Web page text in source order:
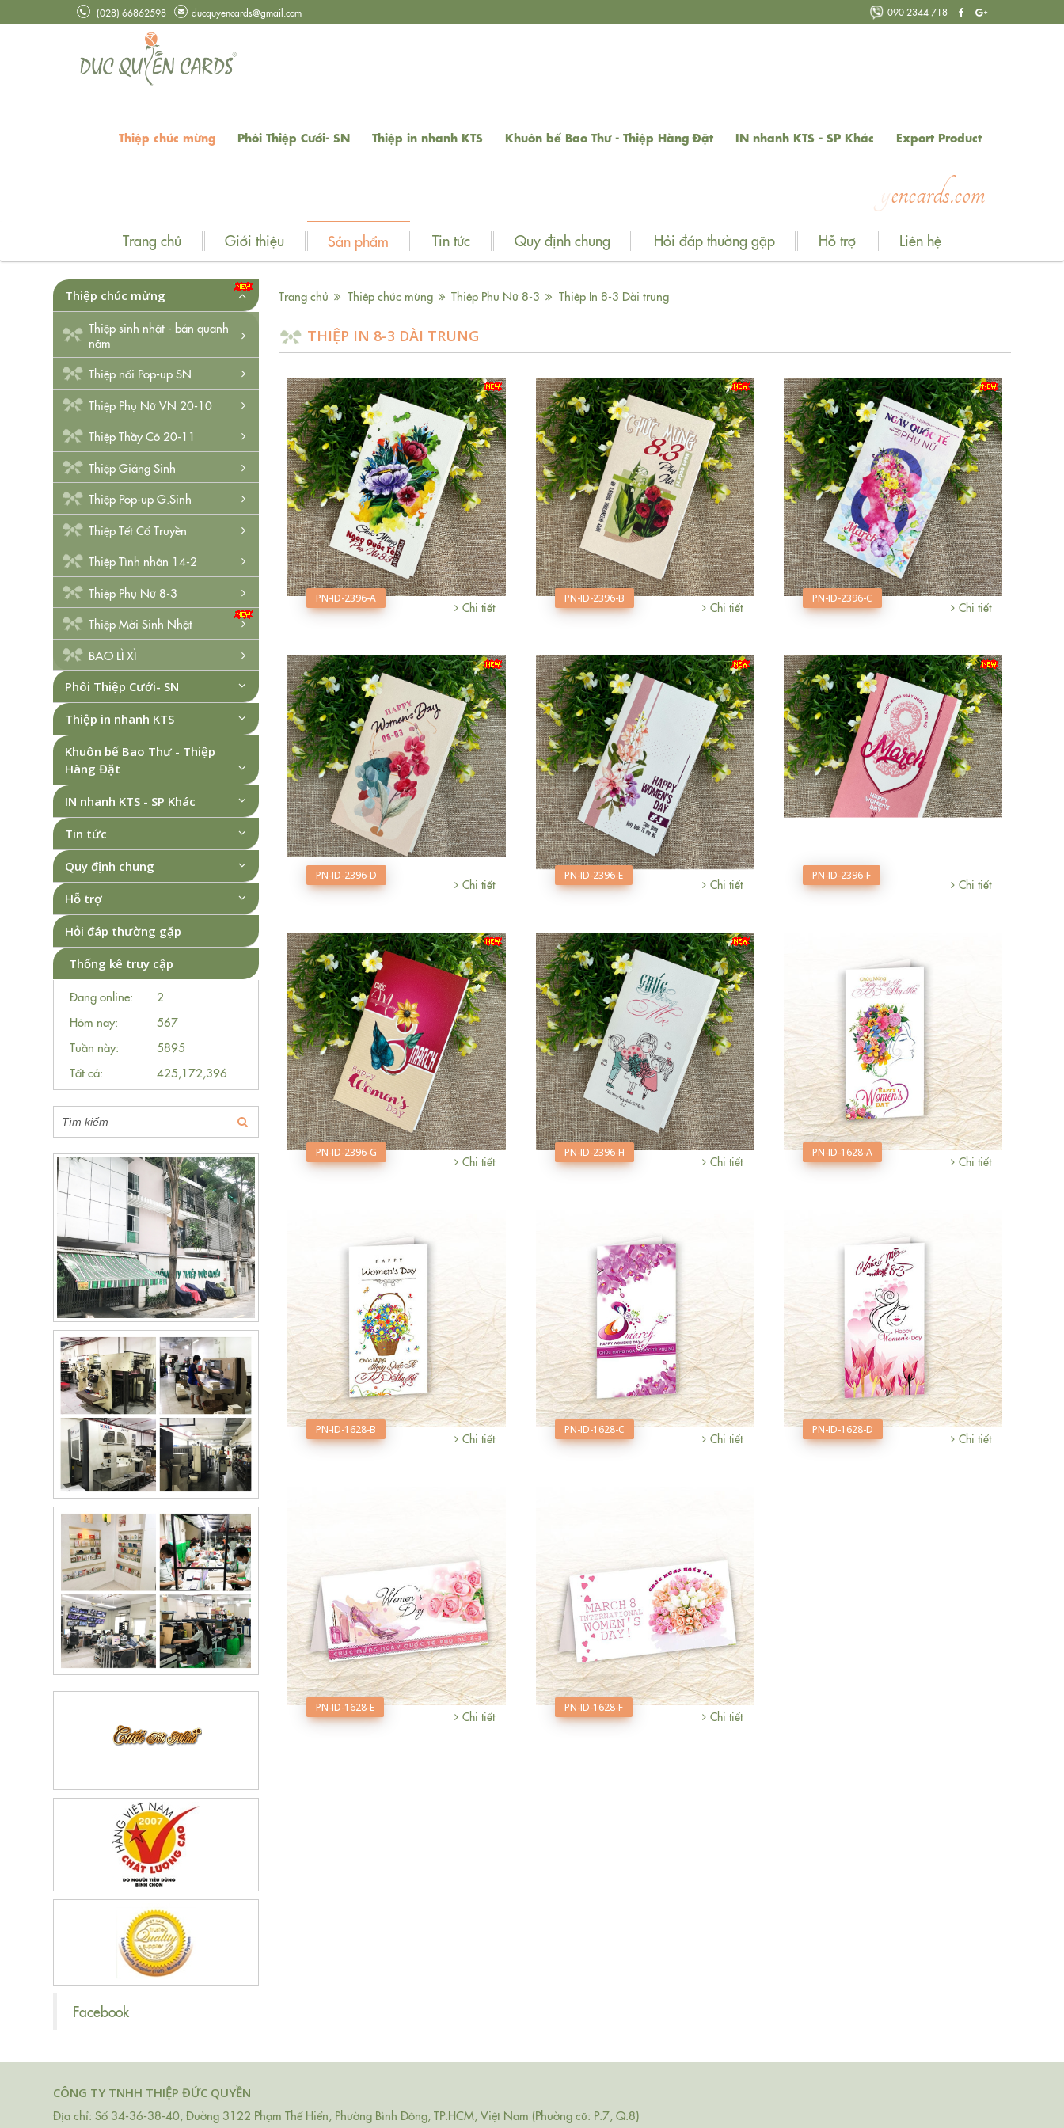
(028) 66862598 ducquyencards@gmail.com 090 2344 718
Thiệp chúc mừng Phôi Thiệp Cưới- SN Thiệp in nhanh KTS Khuôn bế Bao Thư - Thiệp Hàng Đặt IN nhanh KTS - SP Khác Export Product
s.com
Trang chủ Giới thiệu Sản phẩm Tin tức Quy định chung Hỏi đáp thường gặp Hỗ trợ Liên hệ
Trang chủ Thiệp chúc mừng Thiệp Phụ Nữ 8-3 Thiệp In 8-3 Dài trung
THIỆP IN 8-3 DÀI TRUNG
PN-ID-2396-A
Chi tiết
PN-ID-2396-B
Chi tiết
PN-ID-2396-C
Chi tiết
PN-ID-2396-D
Chi tiết
PN-ID-2396-E
Chi tiết
PN-ID-2396-F
Chi tiết
PN-ID-2396-G
Chi tiết
PN-ID-2396-H
Chi tiết
PN-ID-1628-A
Chi tiết
PN-ID-1628-B
Chi tiết
PN-ID-1628-C
Chi tiết
PN-ID-1628-D
Chi tiết
PN-ID-1628-E
Chi tiết
PN-ID-1628-F
Chi tiết
Thiệp chúc mừng
Thiệp sinh nhật - bán quanh
năm
Thiệp nổi Pop-up SN
Thiệp Phụ Nữ VN 20-10
Thiệp Thầy Cô 20-11
Thiệp Giáng Sinh
Thiệp Pop-up G.Sinh
Thiệp Tết Cổ Truyền
Thiệp Tình nhân 14-2
Thiệp Phụ Nữ 8-3
Thiệp Mời Sinh Nhật
BAO LÌ XÌ
Phôi Thiệp Cưới- SN
Thiệp in nhanh KTS
Khuôn bế Bao Thư - Thiệp
Hàng Đặt
IN nhanh KTS - SP Khác
Tin tức
Quy định chung
Hỗ trợ
Hỏi đáp thường gặp
Thống kê truy cập
Đang online:
2
Hôm nay:
567
Tuần này:
5895
Tất cả:
425,172,396
Facebook
CÔNG TY TNHH THIỆP ĐỨC QUYỀN
Địa chỉ: Số 34-36-38-40, Đường 3122 Phạm Thế Hiển, Phường Bình Đông, TP.HCM, Việt Nam (Phường cũ: P.7, Q.8)